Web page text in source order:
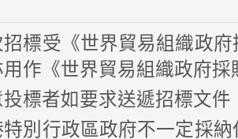
招標受《世界貿易組織政
用作《世界貿易組織政府
投標者如要求送遞招標文
特別行政區政府不一定採